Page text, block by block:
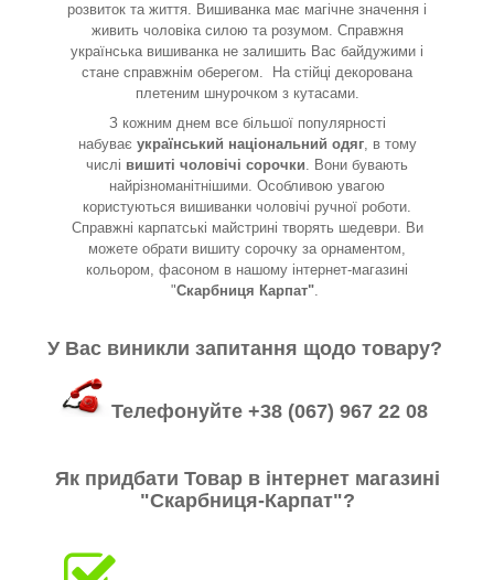
розвиток та життя. Вишиванка має магічне значення і
живить чоловіка силою та розумом. Справжня
українська вишиванка не залишить Вас байдужими і
стане справжнім оберегом. На стійці декорована
плетеним шнурочком з кутасами.
З кожним днем все більшої популярності
набуває український національний одяг, в тому
числі вишиті чоловічі сорочки. Вони бувають
найрізноманітнішими. Особливою увагою
користуються вишиванки чоловічі ручної роботи.
Справжні карпатські майстрині творять шедеври. Ви
можете обрати вишиту сорочку за орнаментом,
кольором, фасоном в нашому інтернет-магазині
"Скарбниця Карпат".
У Вас виникли запитання щодо товару?
Телефонуйте +38 (067) 967 22 08
Як придбати Товар в інтернет магазині
"Скарбниця-Карпат"?